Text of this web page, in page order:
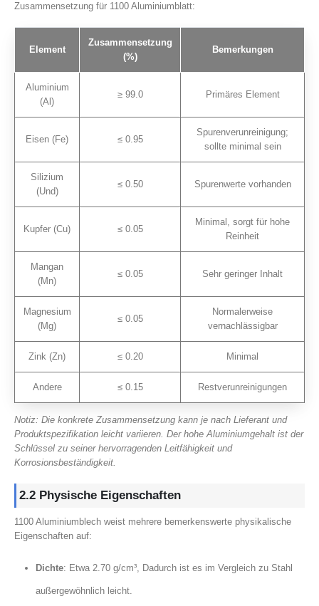
Zusammensetzung für 1100 Aluminiumblatt:
Element
Zusammensetzung
(%)
Bemerkungen
Aluminium
(Al)
≥ 99.0 Primäres Element
Eisen (Fe) ≤ 0.95
Spurenverunreinigung;
sollte minimal sein
Silizium
(Und)
≤ 0.50 Spurenwerte vorhanden
Kupfer (Cu) ≤ 0.05
Minimal, sorgt für hohe
Reinheit
Mangan
(Mn)
≤ 0.05 Sehr geringer Inhalt
Magnesium
(Mg)
≤ 0.05
Normalerweise
vernachlässigbar
Zink (Zn) ≤ 0.20 Minimal
Andere ≤ 0.15 Restverunreinigungen
Notiz: Die konkrete Zusammensetzung kann je nach Lieferant und
Produktspezifikation leicht variieren. Der hohe Aluminiumgehalt ist der
Schlüssel zu seiner hervorragenden Leitfähigkeit und
Korrosionsbeständigkeit.
2.2 Physische Eigenschaften
1100 Aluminiumblech weist mehrere bemerkenswerte physikalische
Eigenschaften auf:
Dichte: Etwa 2.70 g/cm³, Dadurch ist es im Vergleich zu Stahl
außergewöhnlich leicht.